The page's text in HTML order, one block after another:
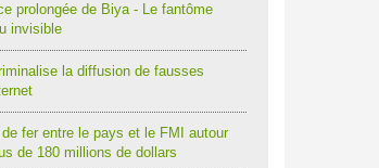
prolongée de Biya - Le fantôme
invisible
la diffusion de fausses
de fer entre le pays et le FMI autour
de 180 millions de dollars